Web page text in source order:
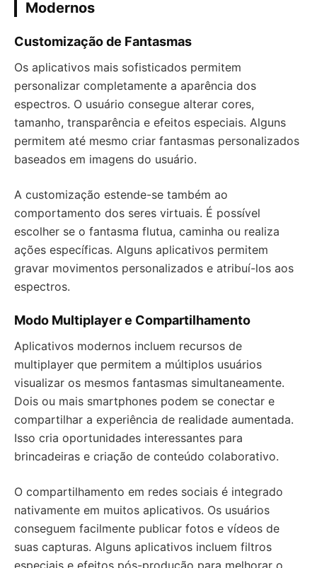
Modernos
Customização de Fantasmas
Os aplicativos mais sofisticados permitem
personalizar completamente a aparência dos
espectros. O usuário consegue alterar cores,
tamanho, transparência e efeitos especiais. Alguns
permitem até mesmo criar fantasmas personalizados
baseados em imagens do usuário.
A customização estende-se também ao
comportamento dos seres virtuais. É possível
escolher se o fantasma flutua, caminha ou realiza
ações específicas. Alguns aplicativos permitem
gravar movimentos personalizados e atribuí-los aos
espectros.
Modo Multiplayer e Compartilhamento
Aplicativos modernos incluem recursos de
multiplayer que permitem a múltiplos usuários
visualizar os mesmos fantasmas simultaneamente.
Dois ou mais smartphones podem se conectar e
compartilhar a experiência de realidade aumentada.
Isso cria oportunidades interessantes para
brincadeiras e criação de conteúdo colaborativo.
O compartilhamento em redes sociais é integrado
nativamente em muitos aplicativos. Os usuários
conseguem facilmente publicar fotos e vídeos de
suas capturas. Alguns aplicativos incluem filtros